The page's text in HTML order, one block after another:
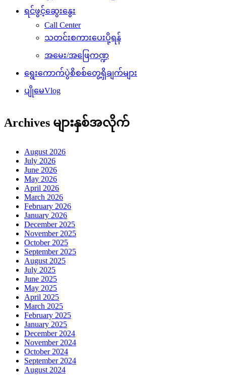
ရင်ဖွင့်ဆွေးနွေး
Call Center
သတင်းစကားပေးပို့ရန်
အမေး/အဖြေကဏ္ဍ
ရွေးကောက်ပွဲစိစစ်တွေ့ရှိချက်များ
ပျိုမေVlog
Archives များနှစ်အလိုက်
August 2026
July 2026
June 2026
May 2026
April 2026
March 2026
February 2026
January 2026
December 2025
November 2025
October 2025
September 2025
August 2025
July 2025
June 2025
May 2025
April 2025
March 2025
February 2025
January 2025
December 2024
November 2024
October 2024
September 2024
August 2024